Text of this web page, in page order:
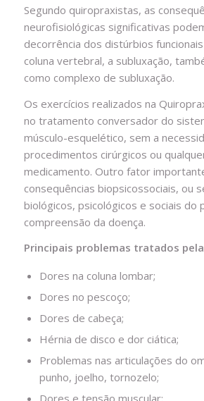
Segundo quiropraxistas, as
neurofisiológicas significativas
decorrência dos distúrbios
coluna vertebral, a subluxação,
como complexo de subluxação.
Os exercícios realizados na
no tratamento conversador do
músculo-esquelético, sem a
procedimentos cirúrgicos ou
medicamento. Outro fator
consequências biopsicossociais, ou
biológicos, psicológicos e sociais do
compreensão da doença.
Principais problemas tratados
Dores na coluna lombar;
Dores no pescoço;
Dores de cabeça;
Hérnia de disco e dor ciática;
Problemas nas articulações do
punho, joelho, tornozelo;